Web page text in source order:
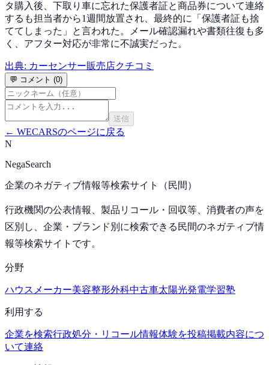
タ購入後、下取り車に忘れた保護者証と商品券について連絡
するも担当者から1週間放置され、最終的に「保護者証も捨
ててしまった」と言われた。メール確認漏れや書類往復も多
く、アフター対応が非常に不誠実だった。
出典: カーセンサー販売店クチコミ
💬 コメント (0)
送信
← WECARSのページに戻る
N
NegaSearch
企業のネガティブ情報等検索サイト（民間）
行政機関の公表情報、製品リコール・回収等、消費者の声を
区別し、企業・ブランド別に検索できる民間のネガティブ情
報等検索サイトです。
分野
ハウスメーカー美容整形外科中古車太陽光発電学習塾
利用する
企業を検索行政処分・リコール情報体験を投稿掲載内容につ
いて連絡